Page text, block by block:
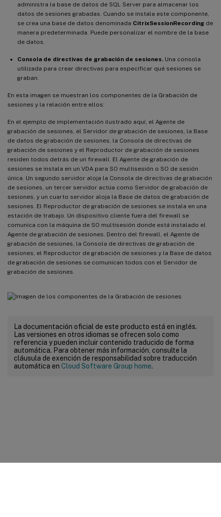
administra la base de datos de SQL Server para almacenar los
datos de sesiones grabadas. Cuando se instala este componente,
se crea una base de datos denominada CitrixSessionRecording de
manera predeterminada. Puede personalizar el nombre de la base
de datos.
Consola de directivas de grabación de sesiones. Una consola
utilizada para crear directivas para especificar qué sesiones se
graban.
En esta imagen se muestran los componentes de la Grabación de
sesiones y la relación entre ellos:
En el ejemplo de implementación ilustrado aquí, el Agente de
grabación de sesiones, el Servidor de grabación de sesiones, la Base
de datos de grabación de sesiones, la Consola de directivas de
grabación de sesiones y el Reproductor de grabación de sesiones
residen todos detrás de un firewall. El Agente de grabación de
sesiones se instala en un VDA para SO multisesión o SO de sesión
única. Un segundo servidor aloja la Consola de directivas de grabación
de sesiones, un tercer servidor actúa como Servidor de grabación de
sesiones, y un cuarto servidor aloja la Base de datos de grabación de
sesiones. El Reproductor de grabación de sesiones se instala en una
estación de trabajo. Un dispositivo cliente fuera del firewall se
comunica con la máquina de SO multisesión donde está instalado el
Agente de grabación de sesiones. Dentro del firewall, el Agente de
grabación de sesiones, la Consola de directivas de grabación de
sesiones, el Reproductor de grabación de sesiones y la Base de datos
de grabación de sesiones se comunican todos con el Servidor de
grabación de sesiones.
La documentación oficial de este producto está en inglés.
Las versiones en otros idiomas se ofrecen solo como
referencia y pueden incluir contenido traducido de forma
automática. Para obtener más información, consulte la
cláusula de exención de responsabilidad sobre traducción
automática en Cloud Software Group home.